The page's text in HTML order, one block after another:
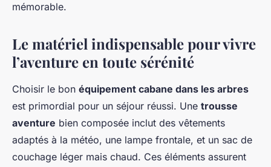
mémorable.
Le matériel indispensable pour vivre
l’aventure en toute sérénité
Choisir le bon équipement cabane dans les arbres
est primordial pour un séjour réussi. Une trousse
aventure bien composée inclut des vêtements
adaptés à la météo, une lampe frontale, et un sac de
couchage léger mais chaud. Ces éléments assurent